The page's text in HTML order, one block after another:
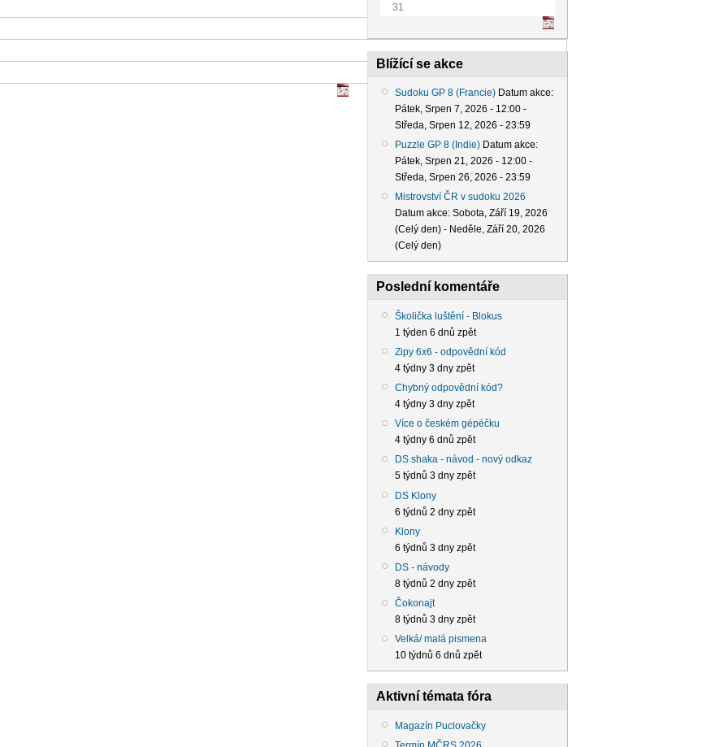
31
Blížící se akce
Sudoku GP 8 (Francie) Datum akce:
Pátek, Srpen 7, 2026 - 12:00 -
Středa, Srpen 12, 2026 - 23:59
Puzzle GP 8 (Indie) Datum akce:
Pátek, Srpen 21, 2026 - 12:00 -
Středa, Srpen 26, 2026 - 23:59
Mistrovství ČR v sudoku 2026
Datum akce: Sobota, Září 19, 2026
(Celý den) - Neděle, Září 20, 2026
(Celý den)
Poslední komentáře
Školička luštění - Blokus
1 týden 6 dnů zpět
Zipy 6x6 - odpovědní kód
4 týdny 3 dny zpět
Chybný odpovědní kód?
4 týdny 3 dny zpět
Více o českém gépéčku
4 týdny 6 dnů zpět
DS shaka - návod - nový odkaz
5 týdnů 3 dny zpět
DS Klony
6 týdnů 2 dny zpět
Klony
6 týdnů 3 dny zpět
DS - návody
8 týdnů 2 dny zpět
Čokonajt
8 týdnů 3 dny zpět
Velká/ malá pismena
10 týdnů 6 dnů zpět
Aktivní témata fóra
Magazín Puclovačky